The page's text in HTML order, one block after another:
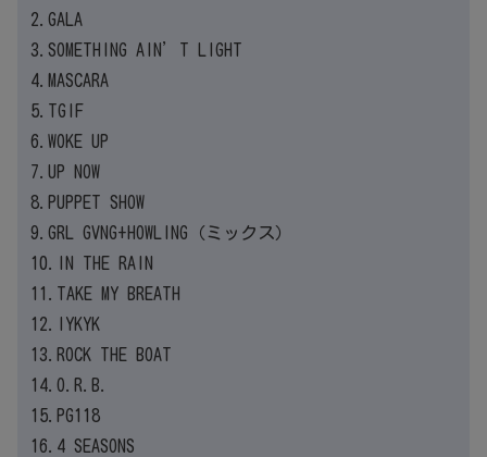
2.GALA
3.SOMETHING AIN’T LIGHT
4.MASCARA
5.TGIF
6.WOKE UP
7.UP NOW
8.PUPPET SHOW
9.GRL GVNG+HOWLING（ミックス）
10.IN THE RAIN
11.TAKE MY BREATH
12.IYKYK
13.ROCK THE BOAT
14.O.R.B.
15.PG118
16.4 SEASONS